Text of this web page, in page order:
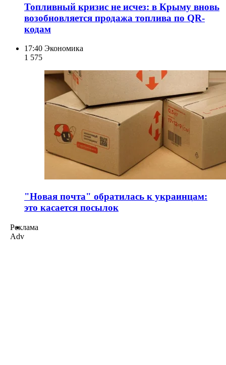
Топливный кризис не исчез: в Крыму вновь
возобновляется продажа топлива по QR-
кодам
17:40 Экономика
1 575
"Новая почта" обратилась к украинцам:
это касается посылок
Реклама
Adv